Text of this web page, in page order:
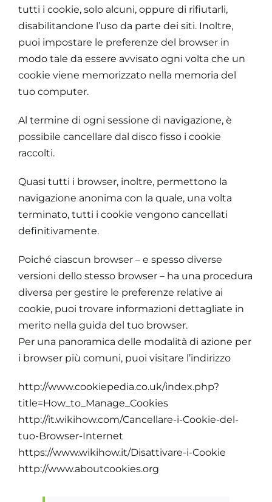
tutti i cookie, solo alcuni, oppure di rifiutarli,
disabilitandone l’uso da parte dei siti. Inoltre,
puoi impostare le preferenze del browser in
modo tale da essere avvisato ogni volta che un
cookie viene memorizzato nella memoria del
tuo computer.
Al termine di ogni sessione di navigazione, è
possibile cancellare dal disco fisso i cookie
raccolti.
Quasi tutti i browser, inoltre, permettono la
navigazione anonima con la quale, una volta
terminato, tutti i cookie vengono cancellati
definitivamente.
Poiché ciascun browser – e spesso diverse
versioni dello stesso browser – ha una procedura
diversa per gestire le preferenze relative ai
cookie, puoi trovare informazioni dettagliate in
merito nella guida del tuo browser.
Per una panoramica delle modalità di azione per
i browser più comuni, puoi visitare l’indirizzo
http://www.cookiepedia.co.uk/index.php?
title=How_to_Manage_Cookies
http://it.wikihow.com/Cancellare-i-Cookie-del-
tuo-Browser-Internet
https://www.wikihow.it/Disattivare-i-Cookie
http://www.aboutcookies.org